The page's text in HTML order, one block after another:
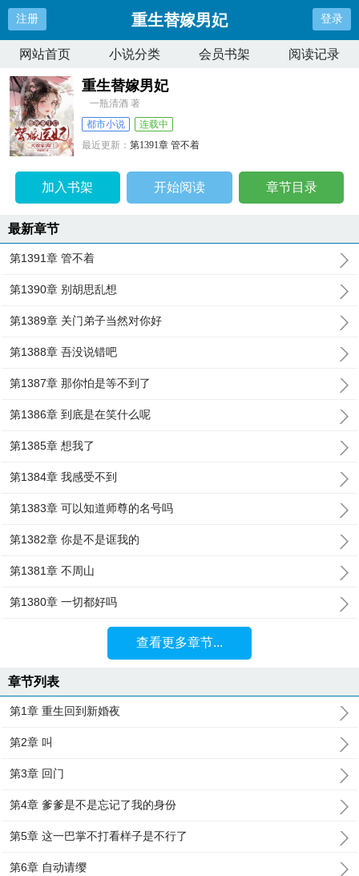
注册 重生替嫁男妃 登录
网站首页 小说分类 会员书架 阅读记录
重生替嫁男妃
一瓶清酒 著
都市小说
连载中
最近更新：第1391章 管不着
加入书架 开始阅读 章节目录
最新章节
第1391章 管不着
第1390章 别胡思乱想
第1389章 关门弟子当然对你好
第1388章 吾没说错吧
第1387章 那你怕是等不到了
第1386章 到底是在笑什么呢
第1385章 想我了
第1384章 我感受不到
第1383章 可以知道师尊的名号吗
第1382章 你是不是诓我的
第1381章 不周山
第1380章 一切都好吗
查看更多章节...
章节列表
第1章 重生回到新婚夜
第2章 叫
第3章 回门
第4章 爹爹是不是忘记了我的身份
第5章 这一巴掌不打看样子是不行了
第6章 自动请缨